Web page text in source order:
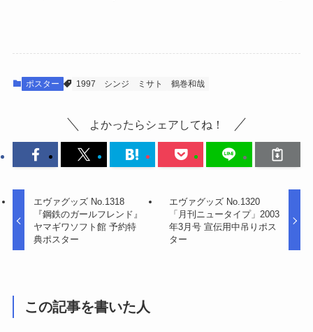
ポスター 1997 シンジ ミサト 鶴巻和哉
よかったらシェアしてね！
エヴァグッズ No.1318
『鋼鉄のガールフレンド』
ヤマギワソフト館 予約特
典ポスター
エヴァグッズ No.1320
「月刊ニュータイプ」2003
年3月号 宣伝用中吊りポス
ター
この記事を書いた人